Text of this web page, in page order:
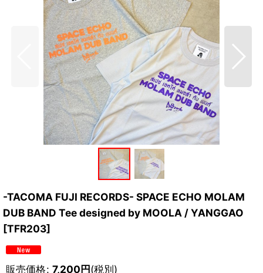
-TACOMA FUJI RECORDS- SPACE ECHO MOLAM
DUB BAND Tee designed by MOOLA / YANGGAO
[TFR203]
販売価格: 7,200円(税別)